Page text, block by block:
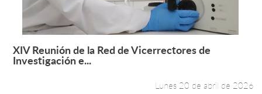
Leer más +
XIV Reunión de la Red de Vicerrectores de
Investigación e...
Lunes 20 de abril de 2026